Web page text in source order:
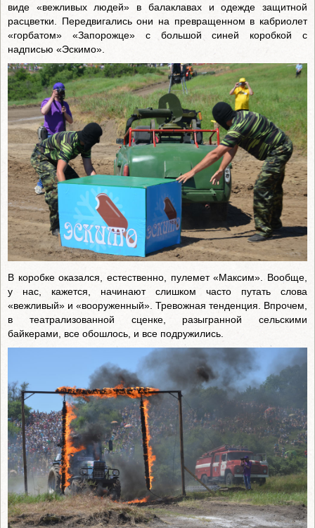
виде «вежливых людей» в балаклавах и одежде защитной
расцветки. Передвигались они на превращенном в кабриолет
«горбатом» «Запорожце» с большой синей коробкой с
надписью «Эскимо».
В коробке оказался, естественно, пулемет «Максим». Вообще,
у нас, кажется, начинают слишком часто путать слова
«вежливый» и «вооруженный». Тревожная тенденция. Впрочем,
в театрализованной сценке, разыгранной сельскими
байкерами, все обошлось, и все подружились.